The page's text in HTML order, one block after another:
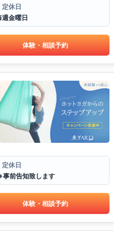
定休日
週金曜日
体験・相談予約
定休日
事前告知致します
体験・相談予約